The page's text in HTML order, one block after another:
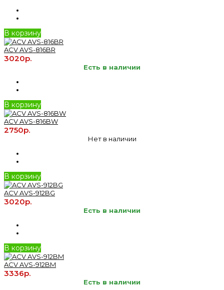
В корзину
ACV AVS-816BR
3020р.
Есть в наличии
В корзину
ACV AVS-816BW
2750р.
Нет в наличии
В корзину
ACV AVS-912BG
3020р.
Есть в наличии
В корзину
ACV AVS-912BM
3336р.
Есть в наличии